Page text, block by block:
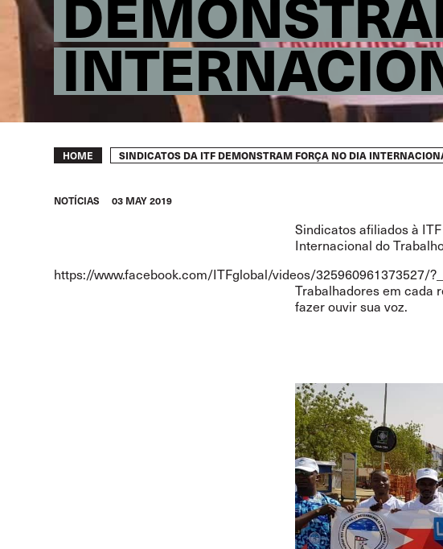
Breadcrumb
HOME SINDICATOS DA ITF DEMONSTRAM FORÇA NO DIA
NOTÍCIAS 03 MAY 2019
Sindicatos afiliados à
Internacional do
https://www.facebook.com/ITFglobal/videos/325960961373527/
Trabalhadores em cada
fazer ouvir sua voz.